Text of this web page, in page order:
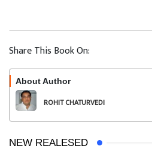
Share This Book On:
About Author
ROHIT CHATURVEDI
NEW REALESED